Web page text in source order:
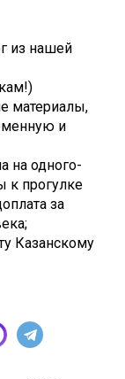
из нашей
материалы,
и
на одного-
к прогулке
за
Казанскому